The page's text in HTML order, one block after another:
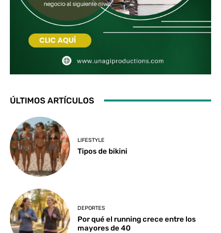
ÚLTIMOS ARTÍCULOS
LIFESTYLE
Tipos de bikini
DEPORTES
Por qué el running crece entre los
mayores de 40